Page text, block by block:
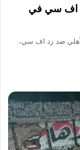
اف سي في
ضد زد اف سي،